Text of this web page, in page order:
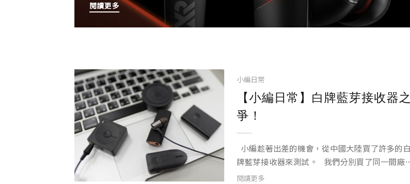
閱讀更多
小編日常
【小編日常】白牌藍芽接收器之
爭！
牌藍芽接收器來測試。 我們分別買了同一間廠商
但規格不同的產品，價位都落在台幣500上下，外
閱讀更多